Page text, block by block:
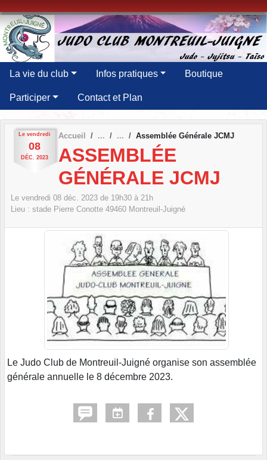
La vie du club Infos pratiques Boutique
Participer Contact et Plan
Le vendredi
08
DÉC. 2023
Accueil Assemblée Générale JCMJ
ASSEMBLÉE
GÉNÉRALE JCMJ
Le vendredi 08 déc. 2023 de 19h30 à 21h
Lieu : stade Pierre Conotte 49460 Montreuil-Juigné
Le Judo Club de Montreuil-Juigné organise son assemblée
générale annuelle le 8 décembre 2023.